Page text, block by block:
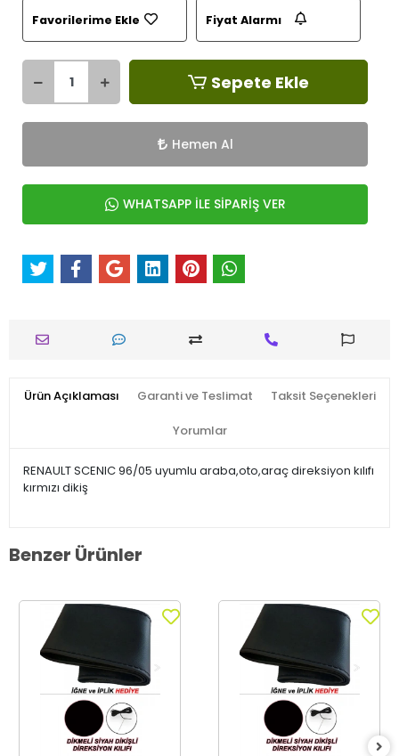
Favorilerime Ekle Fiyat Alarmı
Sepete Ekle
Hemen Al
WHATSAPP İLE SİPARİŞ VER
Ürün Açıklaması Garanti ve Teslimat Taksit Seçenekleri
Yorumlar
RENAULT SCENIC 96/05 uyumlu araba,oto,araç direksiyon kılıfı
kırmızı dikiş
Benzer Ürünler